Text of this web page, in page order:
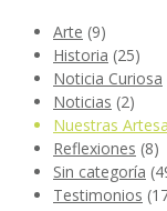
Arte (9)
Historia (25)
Noticia Curiosa
Noticias (2)
Nuestras
Reflexiones (8)
Sin categoría
Testimonios